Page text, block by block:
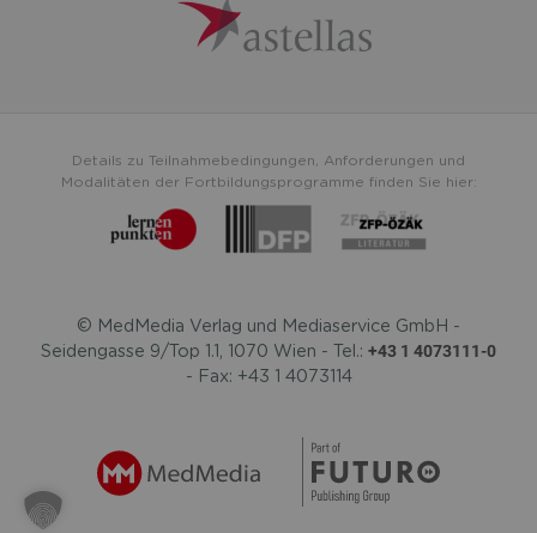
Details zu Teilnahmebedingungen, Anforderungen und
Modalitäten der Fortbildungsprogramme finden Sie hier:
© MedMedia Verlag und Mediaservice GmbH -
Seidengasse 9/Top 1.1, 1070 Wien - Tel.: +43 1 4073111-0
- Fax: +43 1 4073114